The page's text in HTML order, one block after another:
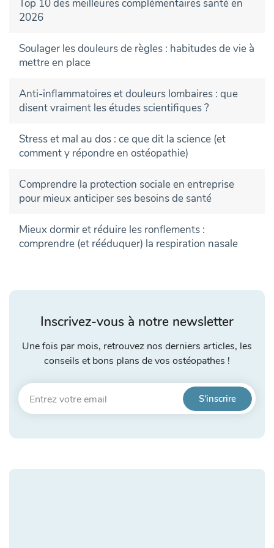
Top 10 des meilleures complémentaires santé en
2026
Soulager les douleurs de règles : habitudes de vie à
mettre en place
Anti-inflammatoires et douleurs lombaires : que
disent vraiment les études scientifiques ?
Stress et mal au dos : ce que dit la science (et
comment y répondre en ostéopathie)
Comprendre la protection sociale en entreprise
pour mieux anticiper ses besoins de santé
Mieux dormir et réduire les ronflements :
comprendre (et rééduquer) la respiration nasale
Inscrivez-vous à notre newsletter
Une fois par mois, retrouvez nos derniers articles, les
conseils et bons plans de vos ostéopathes !